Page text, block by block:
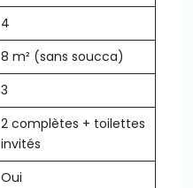
4
8 m² (sans soucca)
3
2 complètes + toilettes
invités
Oui